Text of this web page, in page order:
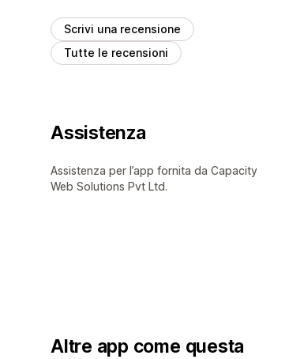
Scrivi una recensione
Tutte le recensioni
Assistenza
Assistenza per l’app fornita da Capacity
Web Solutions Pvt Ltd.
Altre app come questa